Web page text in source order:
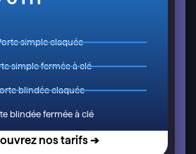
simple claquée
simple fermée à clé
blindée claquée
blindée fermée à clé
nos tarifs ➔